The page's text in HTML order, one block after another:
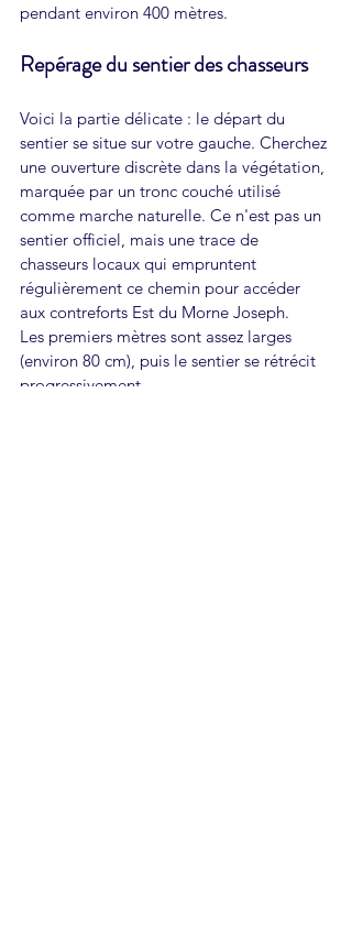
pendant environ 400 mètres.
Repérage du sentier des chasseurs
Voici la partie délicate : le départ du
sentier se situe sur votre gauche. Cherchez
une ouverture discrète dans la végétation,
marquée par un tronc couché utilisé
comme marche naturelle. Ce n'est pas un
sentier officiel, mais une trace de
chasseurs locaux qui empruntent
régulièrement ce chemin pour accéder
aux contreforts Est du Morne Joseph.
Les premiers mètres sont assez larges
(environ 80 cm), puis le sentier se rétrécit
progressivement.